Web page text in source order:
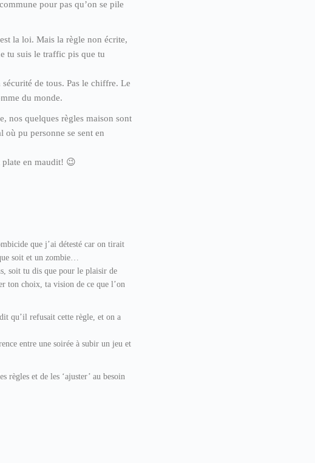
pour pas qu’on se pile
la loi. Mais la règle non écrite,
tu suis le traffic pis que tu
de tous. Pas le chiffre. Le
du monde.
nos quelques règles maison sont
où pu personne se sent en
plate en maudit! 😉
que j’ai détesté car on tirait
soit et un zombie…
soit tu dis que pour le plaisir de
ton choix, ta vision de ce que l’on
qu’il refusait cette règle, et on a
entre une soirée à subir un jeu et
règles et de les ‘ajuster’ au besoin